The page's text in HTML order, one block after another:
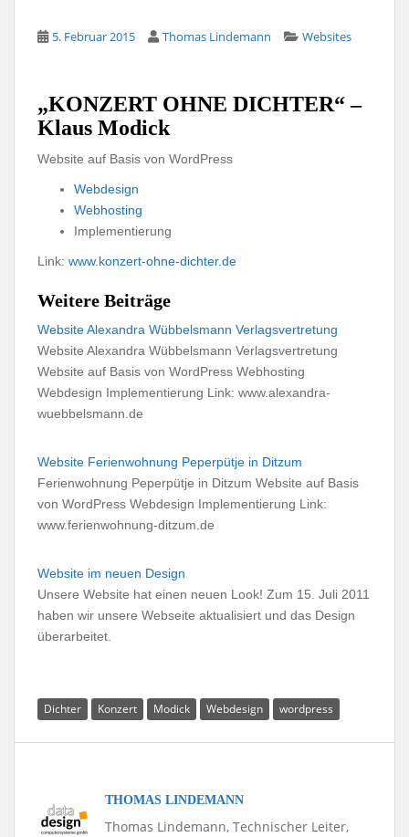
5. Februar 2015 Thomas Lindemann Websites
„KONZERT OHNE DICHTER“ –
Klaus Modick
Website auf Basis von WordPress
Webdesign
Webhosting
Implementierung
Link: www.konzert-ohne-dichter.de
Weitere Beiträge
Website Alexandra Wübbelsmann Verlagsvertretung
Website Alexandra Wübbelsmann Verlagsvertretung
Website auf Basis von WordPress Webhosting
Webdesign Implementierung Link: www.alexandra-
wuebbelsmann.de
Website Ferienwohnung Peperpütje in Ditzum
Ferienwohnung Peperpütje in Ditzum Website auf Basis
von WordPress Webdesign Implementierung Link:
www.ferienwohnung-ditzum.de
Website im neuen Design
Unsere Website hat einen neuen Look! Zum 15. Juli 2011
haben wir unsere Webseite aktualisiert und das Design
überarbeitet.
Dichter Konzert Modick Webdesign wordpress
THOMAS LINDEMANN
Thomas Lindemann, Technischer Leiter,